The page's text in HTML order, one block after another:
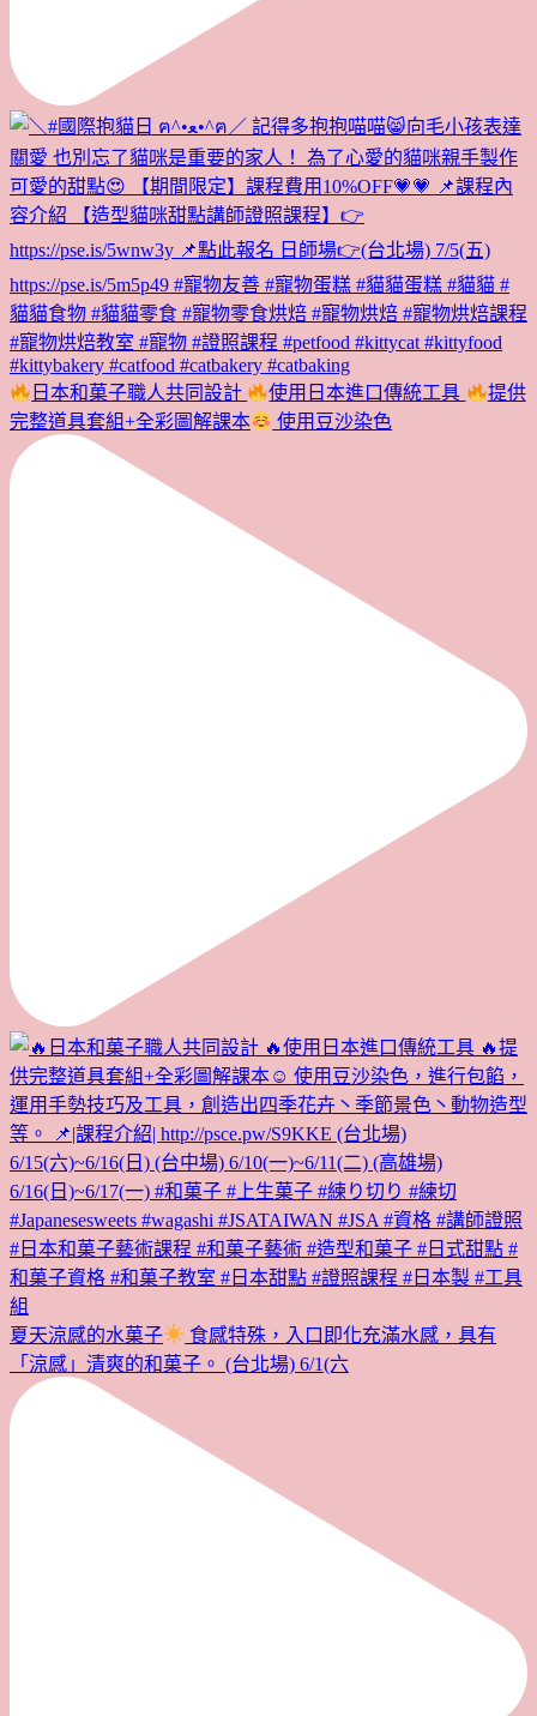
日本和菓子職人共同設計 使用日本進口傳統工具
提供
完整道具套組+全彩圖解課本
使用豆沙染色
夏天涼感的水菓子
食感特殊，入口即化充滿水感，具有
「涼感」清爽的和菓子。 (台北場) 6/1(六